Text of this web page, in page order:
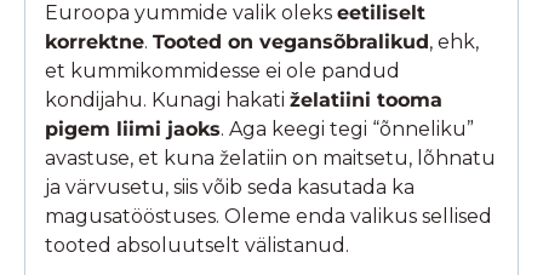
Euroopa yummide valik olekseetiliselt
korrektne.Tooted on vegansõbralikud, ehk,
et kummikommidesse ei ole pandud
kondijahu. Kunagi hakatiželatiini tooma
pigem liimi jaoks. Aga keegi tegi “õnneliku”
avastuse, et kuna želatiin on maitsetu, lõhnatu
ja värvusetu, siis võib seda kasutada ka
magusatööstuses. Oleme enda valikus sellised
tooted absoluutselt välistanud.